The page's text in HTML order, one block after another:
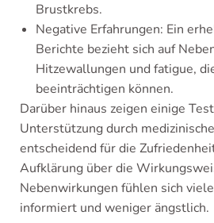
Brustkrebs.
Negative Erfahrungen: Ein
Berichte bezieht sich auf
Hitzewallungen und fatigue,
beeinträchtigen können.
Darüber hinaus zeigen einige
Unterstützung durch
entscheidend für die
Aufklärung über die
Nebenwirkungen fühlen sich
informiert und weniger ängstlich.